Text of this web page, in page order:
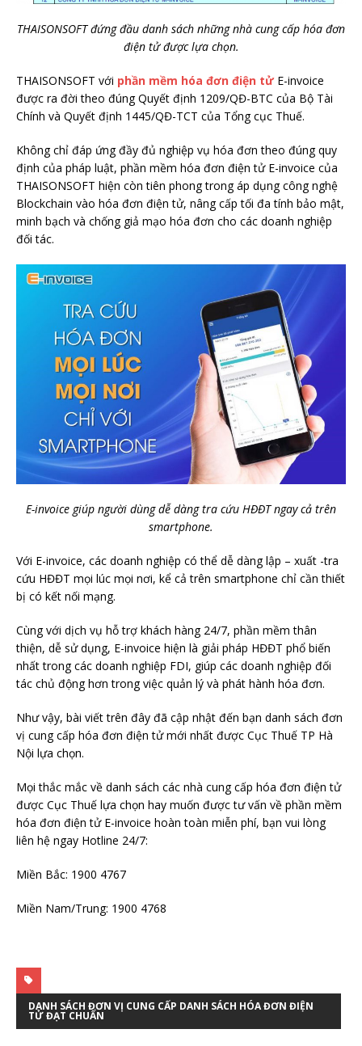
THAISONSOFT đứng đầu danh sách những nhà cung cấp hóa đơn
điện tử được lựa chọn.
THAISONSOFT với phần mềm hóa đơn điện tửE-invoice
được ra đời theo đúng Quyết định 1209/QĐ-BTC của Bộ Tài
Chính và Quyết định 1445/QĐ-TCT của Tổng cục Thuế.
Không chỉ đáp ứng đầy đủ nghiệp vụ hóa đơn theo đúng quy
định của pháp luật, phần mềm hóa đơn điện tử E-invoice của
THAISONSOFT hiện còn tiên phong trong áp dụng công nghệ
Blockchain vào hóa đơn điện tử, nâng cấp tối đa tính bảo mật,
minh bạch và chống giả mạo hóa đơn cho các doanh nghiệp
đối tác.
E-invoice giúp người dùng dễ dàng tra cứu HĐĐT ngay cả trên
smartphone.
Với E-invoice, các doanh nghiệp có thể dễ dàng lập – xuất -tra
cứu HĐĐT mọi lúc mọi nơi, kể cả trên smartphone chỉ cần thiết
bị có kết nối mạng.
Cùng với dịch vụ hỗ trợ khách hàng 24/7, phần mềm thân
thiện, dễ sử dụng, E-invoice hiện là giải pháp HĐĐT phổ biến
nhất trong các doanh nghiệp FDI, giúp các doanh nghiệp đối
tác chủ động hơn trong việc quản lý và phát hành hóa đơn.
Như vậy, bài viết trên đây đã cập nhật đến bạn danh sách đơn
vị cung cấp hóa đơn điện tử mới nhất được Cục Thuế TP Hà
Nội lựa chọn.
Mọi thắc mắc về danh sách các nhà cung cấp hóa đơn điện tử
được Cục Thuế lựa chọn hay muốn được tư vấn về phần mềm
hóa đơn điện tử E-invoice hoàn toàn miễn phí, bạn vui lòng
liên hệ ngay Hotline 24/7:
Miền Bắc: 1900 4767
Miền Nam/Trung: 1900 4768
DANH SÁCH ĐƠN VỊ CUNG CẤP DANH SÁCH HÓA ĐƠN ĐIỆN
TỬ ĐẠT CHUẨN